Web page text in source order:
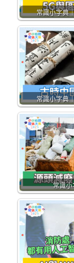
常識小字典
常識小字典
常識小